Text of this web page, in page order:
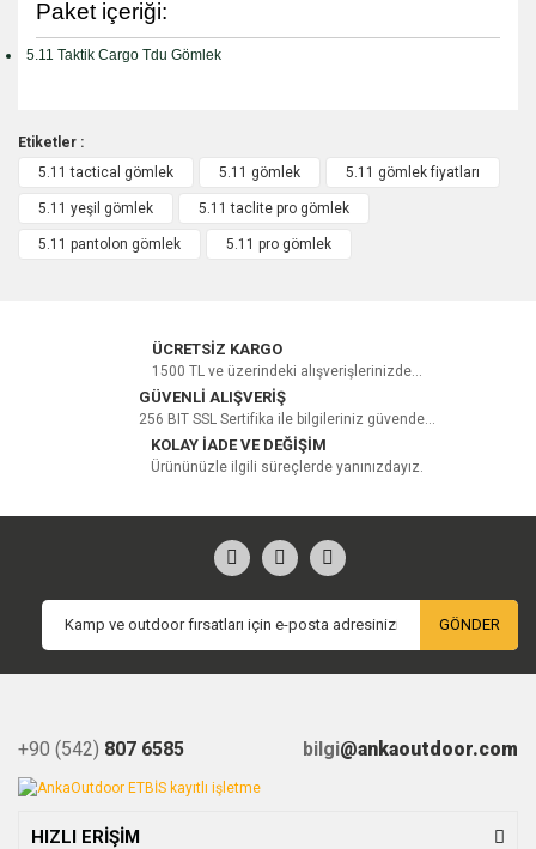
Paket içeriği:
5.11 Taktik Cargo Tdu Gömlek
Bu ürüne ilk yorumu siz yapın!
Etiketler :
5.11 tactical gömlek
5.11 gömlek 5.11 gömlek fiyatları
5.11 yeşil gömlek 5.11 taclite pro gömlek
5.11 pantolon gömlek 5.11 pro gömlek
ÜCRETSİZ KARGO
1500 TL ve üzerindeki alışverişlerinizde...
GÜVENLİ ALIŞVERİŞ
256 BIT SSL Sertifika ile bilgileriniz güvende...
KOLAY İADE VE DEĞİŞİM
Ürününüzle ilgili süreçlerde yanınızdayız.
GÖNDER
+90 (542) 807 6585 bilgi@ankaoutdoor.com
HIZLI ERİŞİM